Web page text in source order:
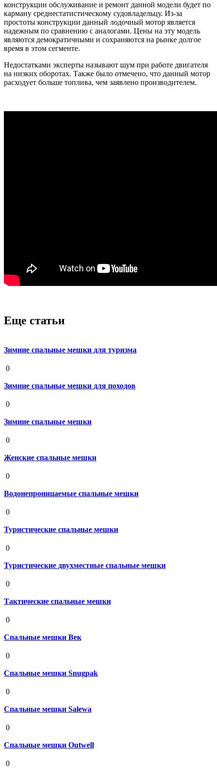
конструкции обслуживание и ремонт данной модели будет по
карману среднестатистическому судовладельцу. Из-за
простоты конструкции данный лодочный мотор является
надежным по сравнению с аналогами. Цены на эту модель
являются демократичными и сохраняются на рынке долгое
время в этом сегменте.
Недостатками эксперты называют шум при работе двигателя
на низких оборотах. Также было отмечено, что данный мотор
расходует больше топлива, чем заявлено производителем.
Еще статьи
Зимние спальные мешки для туризма
0
Зимние спальные мешки для походов
0
Зимние спальные мешки
0
Женские спальные мешки
0
Водонепроницаемые спальные мешки
0
Туристические спальные мешки
0
Туристические двухместные спальные мешки
0
Тактические спальные мешки
0
Спальные мешки Век
0
Спальные мешки Snugpak
0
Спальные мешки Salewa
0
Спальные мешки Outwell
0